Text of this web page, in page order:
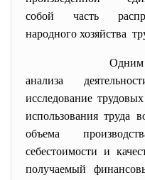
собой часть
народного хозяйства
анализа
исследование
использования труда
объема
себестоимости и
получаемый